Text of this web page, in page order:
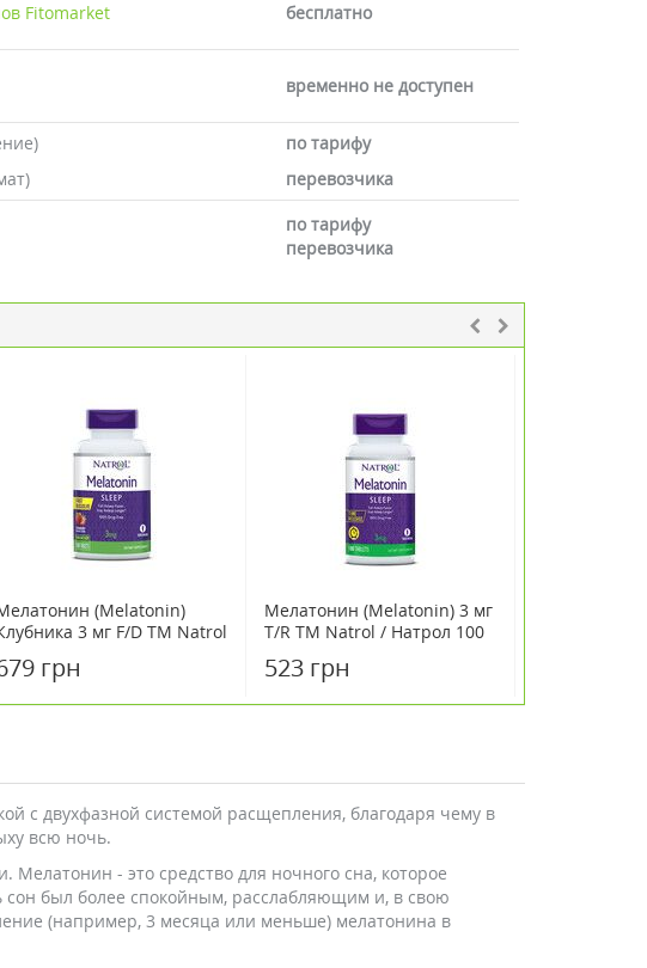
Fitomarket бесплатно
временно не доступен
по тарифу
перевозчика
по тарифу
перевозчика
(Melatonin)
3 мг F/D ТМ Natrol
грн
Мелатонин (Melatonin) 3 мг
T/R ТМ Natrol / Натрол 100
523 грн
с двухфазной системой расщепления, благодаря чему в
всю ночь.
- это средство для ночного сна, которое
сон был более спокойным, расслабляющим и, в свою
(например, 3 месяца или меньше) мелатонина в